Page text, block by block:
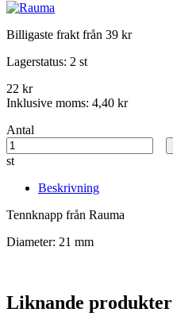
Billigaste frakt från 39 kr
Lagerstatus: 2 st
22 kr
Inklusive moms: 4,40 kr
Antal
st
Beskrivning
Tennknapp från Rauma
Diameter: 21 mm
Liknande produkter